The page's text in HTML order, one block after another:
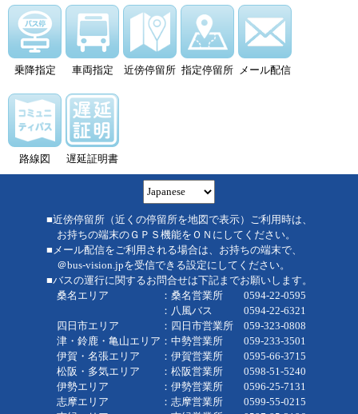
乗降指定 車両指定 近傍停留所 指定停留所 メール配信
路線図 遅延証明書
■近傍停留所（近くの停留所を地図で表示）ご利用時は、
お持ちの端末のＧＰＳ機能をＯＮにしてください。
■メール配信をご利用される場合は、お持ちの端末で、
＠bus-vision.jpを受信できる設定にしてください。
■バスの運行に関するお問合せは下記までお願いします。
桑名エリア ：桑名営業所 0594-22-0595
：八風バス 0594-22-6321
四日市エリア ：四日市営業所 059-323-0808
津・鈴鹿・亀山エリア：中勢営業所 059-233-3501
伊賀・名張エリア ：伊賀営業所 0595-66-3715
松阪・多気エリア ：松阪営業所 0598-51-5240
伊勢エリア ：伊勢営業所 0596-25-7131
志摩エリア ：志摩営業所 0599-55-0215